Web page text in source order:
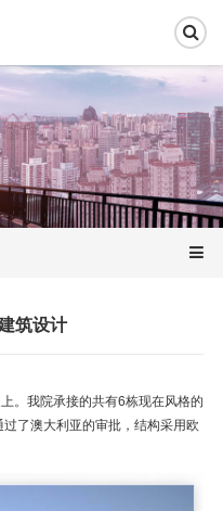
筑设计
。我院承接的共有6栋现在风格的
了澳大利亚的审批，结构采用欧